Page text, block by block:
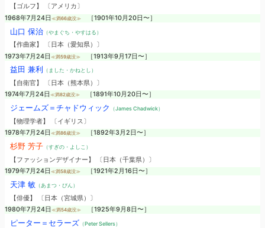
【ゴルフ】 〔アメリカ〕
1968年7月24日 ≪満66歳没≫ ［1901年10月20日〜］
山口 保治（やまぐち・やすはる）
【作曲家】 〔日本（愛知県）〕
1973年7月24日 ≪満59歳没≫ ［1913年9月17日〜］
益田 兼利 （ました・かねとし）
【自衛官】 〔日本（熊本県）〕
1974年7月24日 ≪満82歳没≫ ［1891年10月20日〜］
ジェームズ＝チャドウィック （James Chadwick）
【物理学者】 〔イギリス〕
1978年7月24日 ≪満86歳没≫ ［1892年3月2日〜］
杉野 芳子（すぎの・よしこ）
【ファッションデザイナー】 〔日本（千葉県）〕
1979年7月24日 ≪満58歳没≫ ［1921年2月16日〜］
天津 敏（あまつ・びん）
【俳優】 〔日本（宮城県）〕
1980年7月24日 ≪満54歳没≫ ［1925年9月8日〜］
ピーター＝セラーズ （Peter Sellers）